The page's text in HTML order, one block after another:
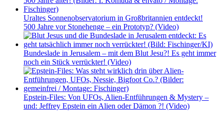
Uraltes Sonnenobservatorium in Großbritannien entdeckt!
500 Jahre vor Stonehenge – ein Prototyp? (Video)
Bundeslade in Jerusalem – mit dem Blut Jesu?! Es geht immer
noch ein Stück verrückter! (Video)
Epstein-Files: Von UFOs, Alien-Entführungen & Mystery –
und: Jeffrey Epstein ein Alien oder Dämon ?! (Video)